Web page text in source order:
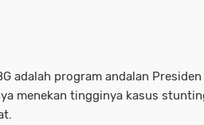
adalah program andalan
menekan tingginya kasus